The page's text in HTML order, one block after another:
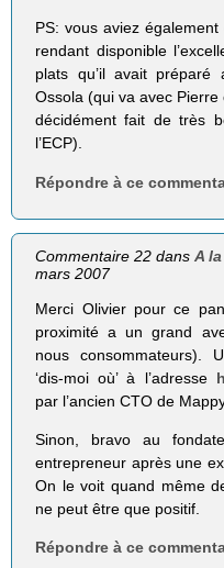
PS: vous aviez
rendant disponible
plats qu’il avait préparé
Ossola (qui va avec
décidément fait de très
l’ECP).
Répondre à ce
Commentaire 22 dansA
mars 2007
Merci Olivier pour ce
proximité a un grand
nous consommateurs).
‘dis-moi où’ à l’adresse
par l’ancien CTO de
Sinon, bravo au
entrepreneur après une
On le voit quand même
ne peut être que positif.
Répondre à ce